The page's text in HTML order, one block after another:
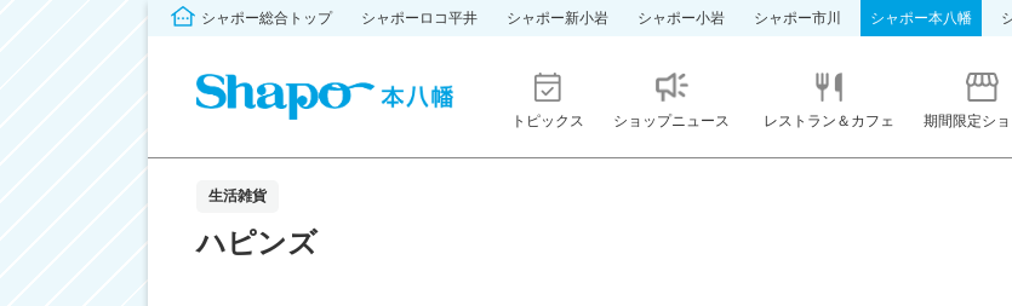
シャポー総合トップ シャポーロコ平井 シャポー新小岩 シャポー小岩 シャポー市川 シャポー本八幡
トピックス ショップニュース レストラン＆カフェ 期間限定シ
生活雑貨
ハピンズ